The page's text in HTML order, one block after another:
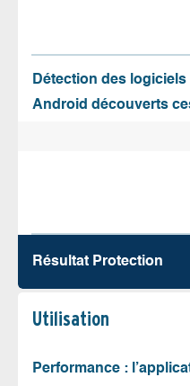
Détection des
Android découverts
Résultat Protection
Utilisation
Performance :